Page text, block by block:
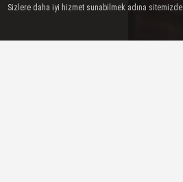
Sizlere daha iyi hizmet sunabilmek adına